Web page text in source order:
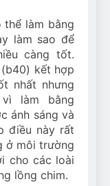
thể làm bằng
làm sao để
càng tốt.
kết hợp
nhất nhưng
làm bằng
ánh sáng và
điều này rất
ở môi trường
cho các loài
lồng chim.